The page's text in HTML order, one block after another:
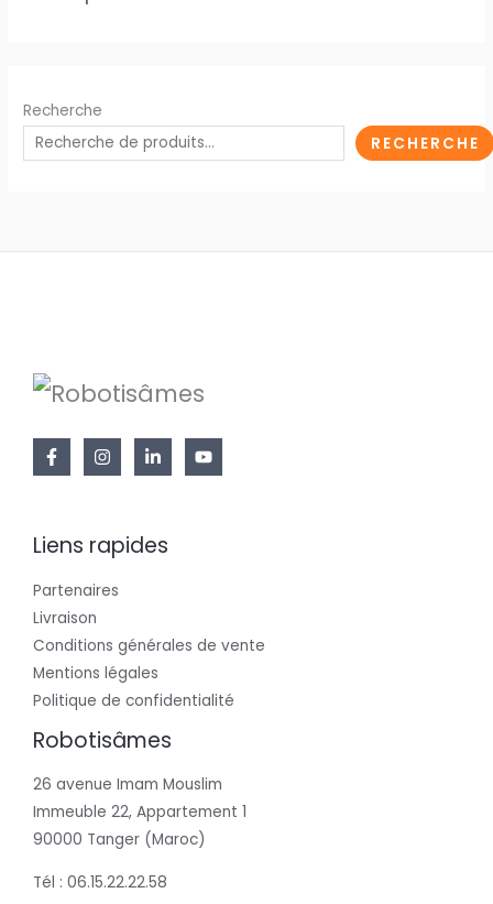
Recherche
RECHERCHE
Liens rapides
Partenaires
Livraison
Conditions générales de vente
Mentions légales
Politique de confidentialité
Robotisâmes
26 avenue Imam Mouslim
Immeuble 22, Appartement 1
90000 Tanger (Maroc)
Tél : 06.15.22.22.58